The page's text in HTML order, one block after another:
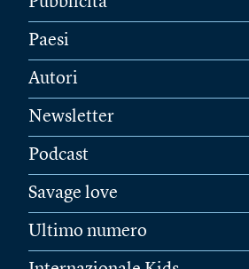
Paesi
Autori
Newsletter
Podcast
Savage love
Ultimo numero